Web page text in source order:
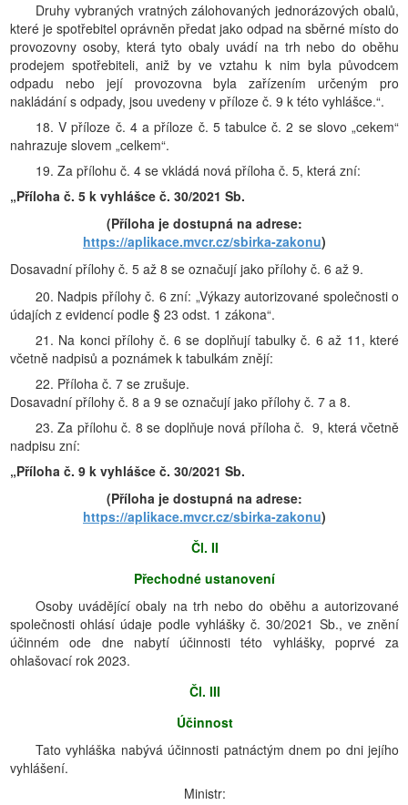
Druhy vybraných vratných zálohovaných jednorázových obalů,
které je spotřebitel oprávněn předat jako odpad na sběrné místo do
provozovny osoby, která tyto obaly uvádí na trh nebo do oběhu
prodejem spotřebiteli, aniž by ve vztahu k nim byla původcem
odpadu nebo její provozovna byla zařízením určeným pro
nakládání s odpady, jsou uvedeny v příloze č. 9 k této vyhlášce.“.
18. V příloze č. 4 a příloze č. 5 tabulce č. 2 se slovo „cekem“
nahrazuje slovem „celkem“.
19. Za přílohu č. 4 se vkládá nová příloha č. 5, která zní:
„Příloha č. 5 k vyhlášce č. 30/2021 Sb.
(Příloha je dostupná na adrese:
https://aplikace.mvcr.cz/sbirka-zakonu)
Dosavadní přílohy č. 5 až 8 se označují jako přílohy č. 6 až 9.
20. Nadpis přílohy č. 6 zní: „Výkazy autorizované společnosti o
údajích z evidencí podle § 23 odst. 1 zákona“.
21. Na konci přílohy č. 6 se doplňují tabulky č. 6 až 11, které
včetně nadpisů a poznámek k tabulkám znějí:
22. Příloha č. 7 se zrušuje.
Dosavadní přílohy č. 8 a 9 se označují jako přílohy č. 7 a 8.
23. Za přílohu č. 8 se doplňuje nová příloha č. 9, která včetně
nadpisu zní:
„Příloha č. 9 k vyhlášce č. 30/2021 Sb.
(Příloha je dostupná na adrese:
https://aplikace.mvcr.cz/sbirka-zakonu)
Čl. II
Přechodné ustanovení
Osoby uvádějící obaly na trh nebo do oběhu a autorizované
společnosti ohlásí údaje podle vyhlášky č. 30/2021 Sb., ve znění
účinném ode dne nabytí účinnosti této vyhlášky, poprvé za
ohlašovací rok 2023.
Čl. III
Účinnost
Tato vyhláška nabývá účinnosti patnáctým dnem po dni jejího
vyhlášení.
Ministr: